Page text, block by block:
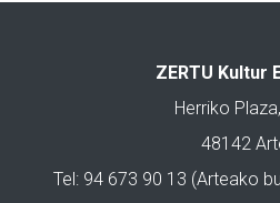
ZERTU Kultur
Herriko
48142
Tel: 94 673 90 13 (Arteako